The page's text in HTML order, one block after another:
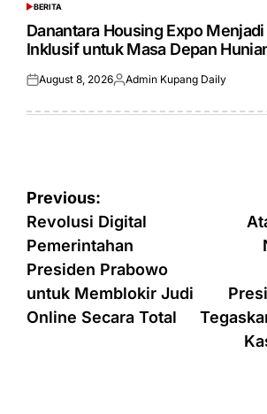
POSTED
IN
BERITA
Danantara Housing Expo
Inklusif untuk Masa Depan
Posted
August 8, 2026Posted
Admin Kupang Daily
Post
navigation
Previous:
Revolusi Digital
Pemerintahan
Presiden Prabowo
untuk Memblokir Judi
Online Secara Total